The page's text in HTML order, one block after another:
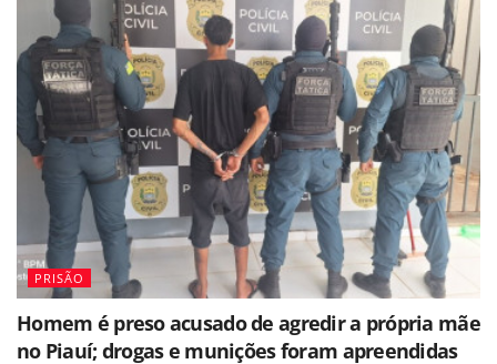
PRISÃO
Homem é preso acusado de agredir a própria mãe
no Piauí; drogas e munições foram apreendidas